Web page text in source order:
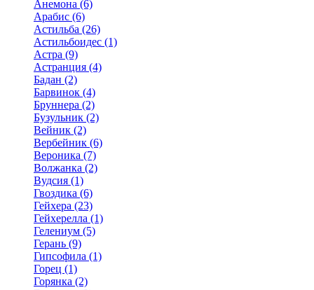
Анемона (6)
Арабис (6)
Астильба (26)
Астильбоидес (1)
Астра (9)
Астранция (4)
Бадан (2)
Барвинок (4)
Бруннера (2)
Бузульник (2)
Вейник (2)
Вербейник (6)
Вероника (7)
Волжанка (2)
Вудсия (1)
Гвоздика (6)
Гейхера (23)
Гейхерелла (1)
Гелениум (5)
Герань (9)
Гипсофила (1)
Горец (1)
Горянка (2)